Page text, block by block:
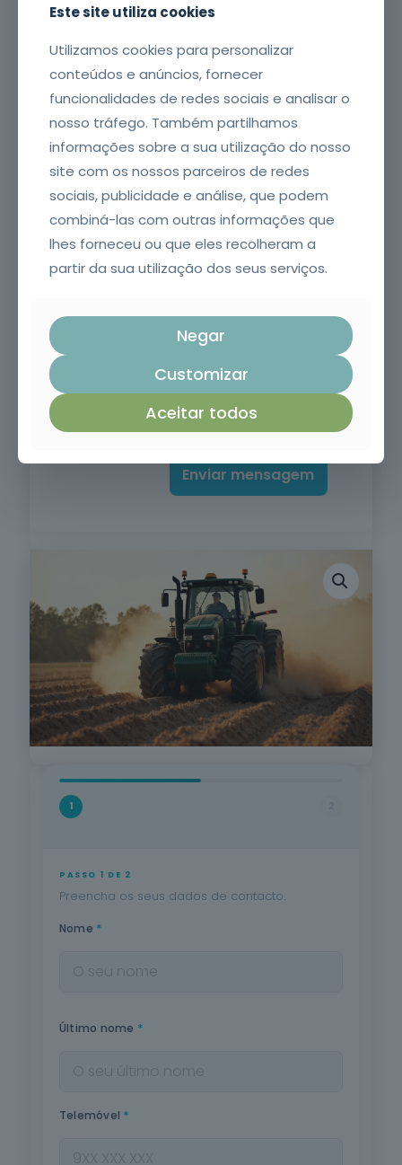
Assunto*
Contacto telefónico*
Endereço de email*
A sua mensagem*
1
PASSO 1 DE 2
Preencha os seus dados de contacto.
Nome *
Último nome *
Telemóvel *
Este site utiliza cookies
Utilizamos cookies para personalizar
conteúdos e anúncios, fornecer
funcionalidades de redes sociais e analisar o
nosso tráfego. Também partilhamos
informações sobre a sua utilização do nosso
site com os nossos parceiros de redes
sociais, publicidade e análise, que podem
combiná-las com outras informações que
lhes forneceu ou que eles recolheram a
partir da sua utilização dos seus serviços.
Negar
Customizar
Aceitar todos